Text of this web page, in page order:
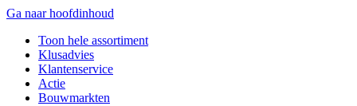
Ga naar hoofdinhoud
Toon hele assortiment
Klusadvies
Klantenservice
Actie
Bouwmarkten